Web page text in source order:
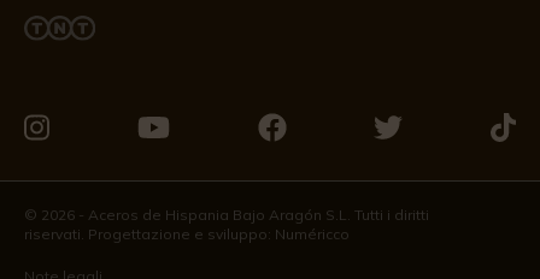
a
trovarci
su
a
trovarci
su
a
trovarci
su
a
trovarci
a
© 2026 - Aceros de Hispania Bajo Aragón S.L. Tutti i diritti
riservati. Progettazione e sviluppo: Numéricco